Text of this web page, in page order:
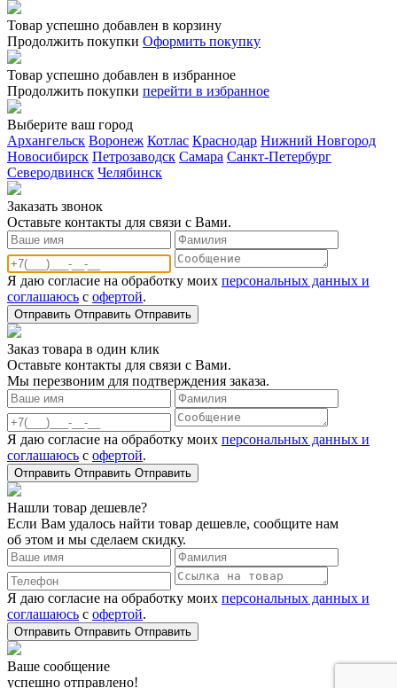
Товар успешно добавлен в корзину
Продолжить покупки Оформить покупку
Товар успешно добавлен в избранное
Продолжить покупки перейти в избранное
Выберите ваш город
Архангельск Воронеж Котлас Краснодар Нижний Новгород
Новосибирск Петрозаводск Самара Санкт-Петербург
Северодвинск Челябинск
Заказать звонoк
Оставьте контакты для связи с Вами.
Я даю согласие на обработку моих персональных данных и
соглашаюсь с офертой.
Отправить Отправить Отправить
Заказ товара в один клик
Оставьте контакты для связи с Вами.
Мы перезвоним для подтверждения заказа.
Я даю согласие на обработку моих персональных данных и
соглашаюсь с офертой.
Отправить Отправить Отправить
Нашли товар дешевле?
Если Вам удалось найти товар дешевле, сообщите нам
об этом и мы сделаем скидку.
Я даю согласие на обработку моих персональных данных и
соглашаюсь с офертой.
Отправить Отправить Отправить
Ваше сообщение
успешно отправлено!